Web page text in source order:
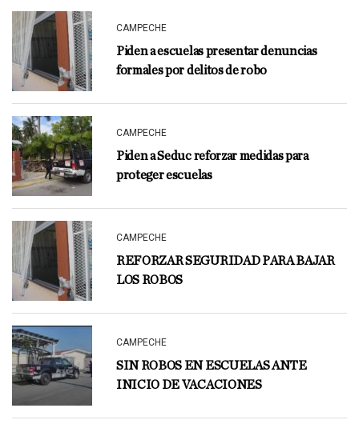
CAMPECHE
Piden a escuelas presentar denuncias
formales por delitos de robo
CAMPECHE
Piden a Seduc reforzar medidas para
proteger escuelas
CAMPECHE
REFORZAR SEGURIDAD PARA BAJAR
LOS ROBOS
CAMPECHE
SIN ROBOS EN ESCUELAS ANTE
INICIO DE VACACIONES